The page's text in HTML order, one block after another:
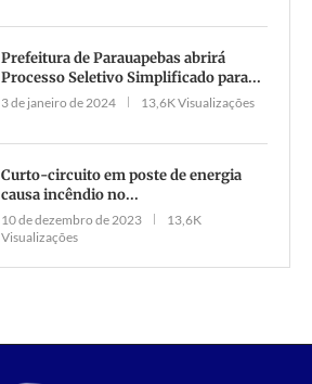
Prefeitura de Parauapebas abrirá
Processo Seletivo Simplificado para...
3 de janeiro de 2024 13,6K Visualizações
Curto-circuito em poste de energia
causa incêndio no...
10 de dezembro de 2023
13,6K
Visualizações